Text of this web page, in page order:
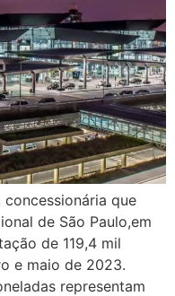
concessionária que
de São Paulo,em
de 119,4 mil
e maio de 2023.
representam